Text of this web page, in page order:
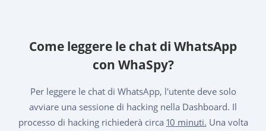
Come leggere le chat di WhatsApp
con WhaSpy?
Per leggere le chat di WhatsApp, l'utente deve solo
avviare una sessione di hacking nella Dashboard. Il
processo di hacking richiederà circa 10 minuti. Una volta